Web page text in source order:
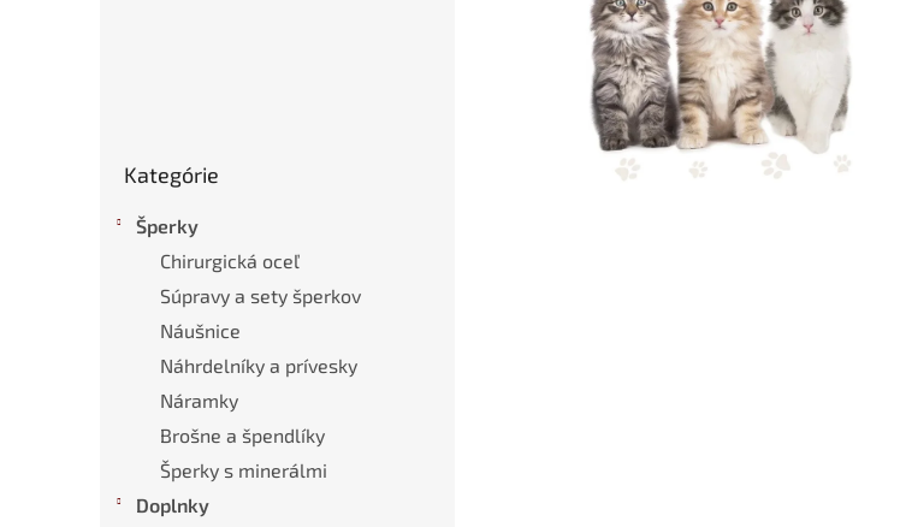
kategórie
Kategórie
Šperky
Chirurgická oceľ
Súpravy a sety šperkov
Náušnice
Náhrdelníky a prívesky
Náramky
Brošne a špendlíky
Šperky s minerálmi
Doplnky